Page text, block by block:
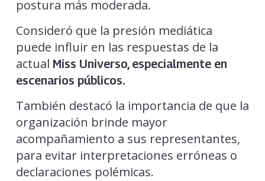
postura más moderada.
Consideró que la presión mediática
puede influir en las respuestas de la
actual Miss Universo, especialmente en
escenarios públicos.
También destacó la importancia de que la
organización brinde mayor
acompañamiento a sus representantes,
para evitar interpretaciones erróneas o
declaraciones polémicas.